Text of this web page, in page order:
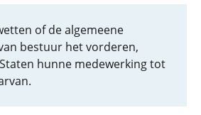
of de algemeene
bestuur het vorderen,
hunne medewerking tot